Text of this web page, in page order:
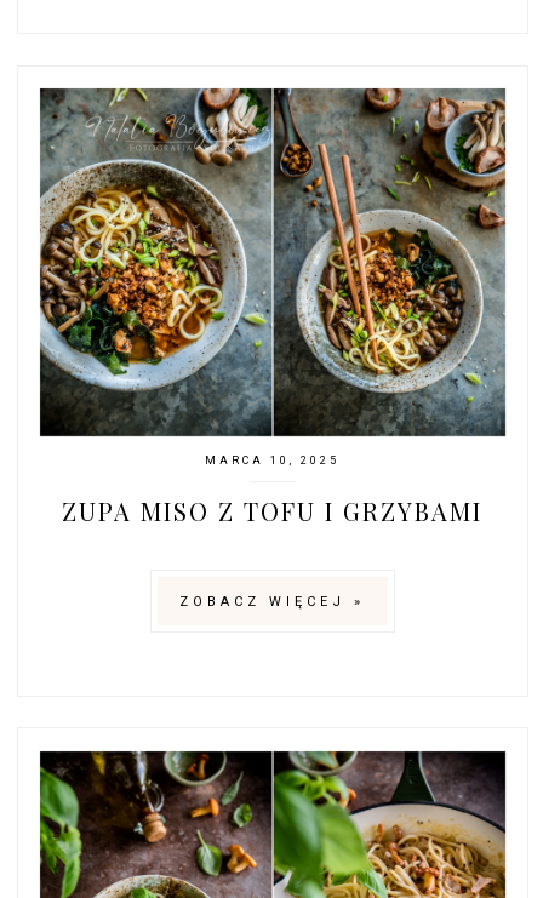
MARCA 10, 2025
ZUPA MISO Z TOFU I GRZYBAMI
ZOBACZ WIĘCEJ »